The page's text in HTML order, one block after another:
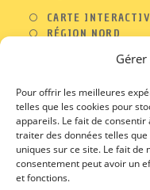
Pour offrir les meilleures
telles que les cookies pour
appareils. Le fait de
traiter des données telles
uniques sur ce site. Le fait
consentement peut avoir un
et fonctions.
CARTE
RÉGION NORD
A PROPOS
CONTACT
PROFESSIONNELS